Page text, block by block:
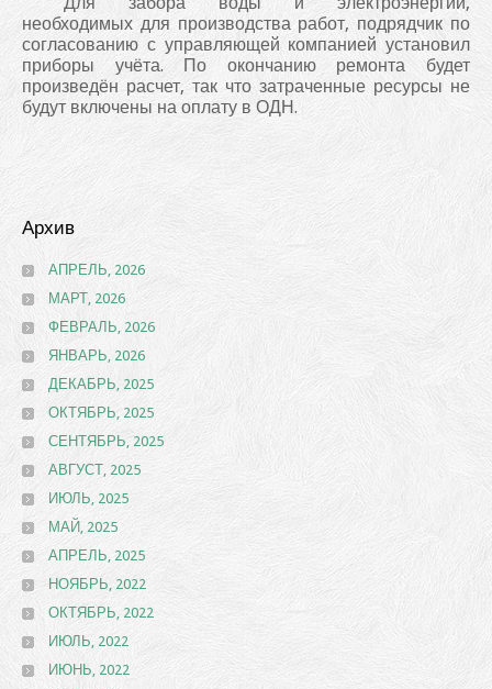
необходимых для производства работ, подрядчик по
согласованию с управляющей компанией установил
приборы учёта. По окончанию ремонта будет
произведён расчет, так что затраченные ресурсы не
будут включены на оплату в ОДН.
Архив
АПРЕЛЬ, 2026
МАРТ, 2026
ФЕВРАЛЬ, 2026
ЯНВАРЬ, 2026
ДЕКАБРЬ, 2025
ОКТЯБРЬ, 2025
СЕНТЯБРЬ, 2025
АВГУСТ, 2025
ИЮЛЬ, 2025
МАЙ, 2025
АПРЕЛЬ, 2025
НОЯБРЬ, 2022
ОКТЯБРЬ, 2022
ИЮЛЬ, 2022
ИЮНЬ, 2022